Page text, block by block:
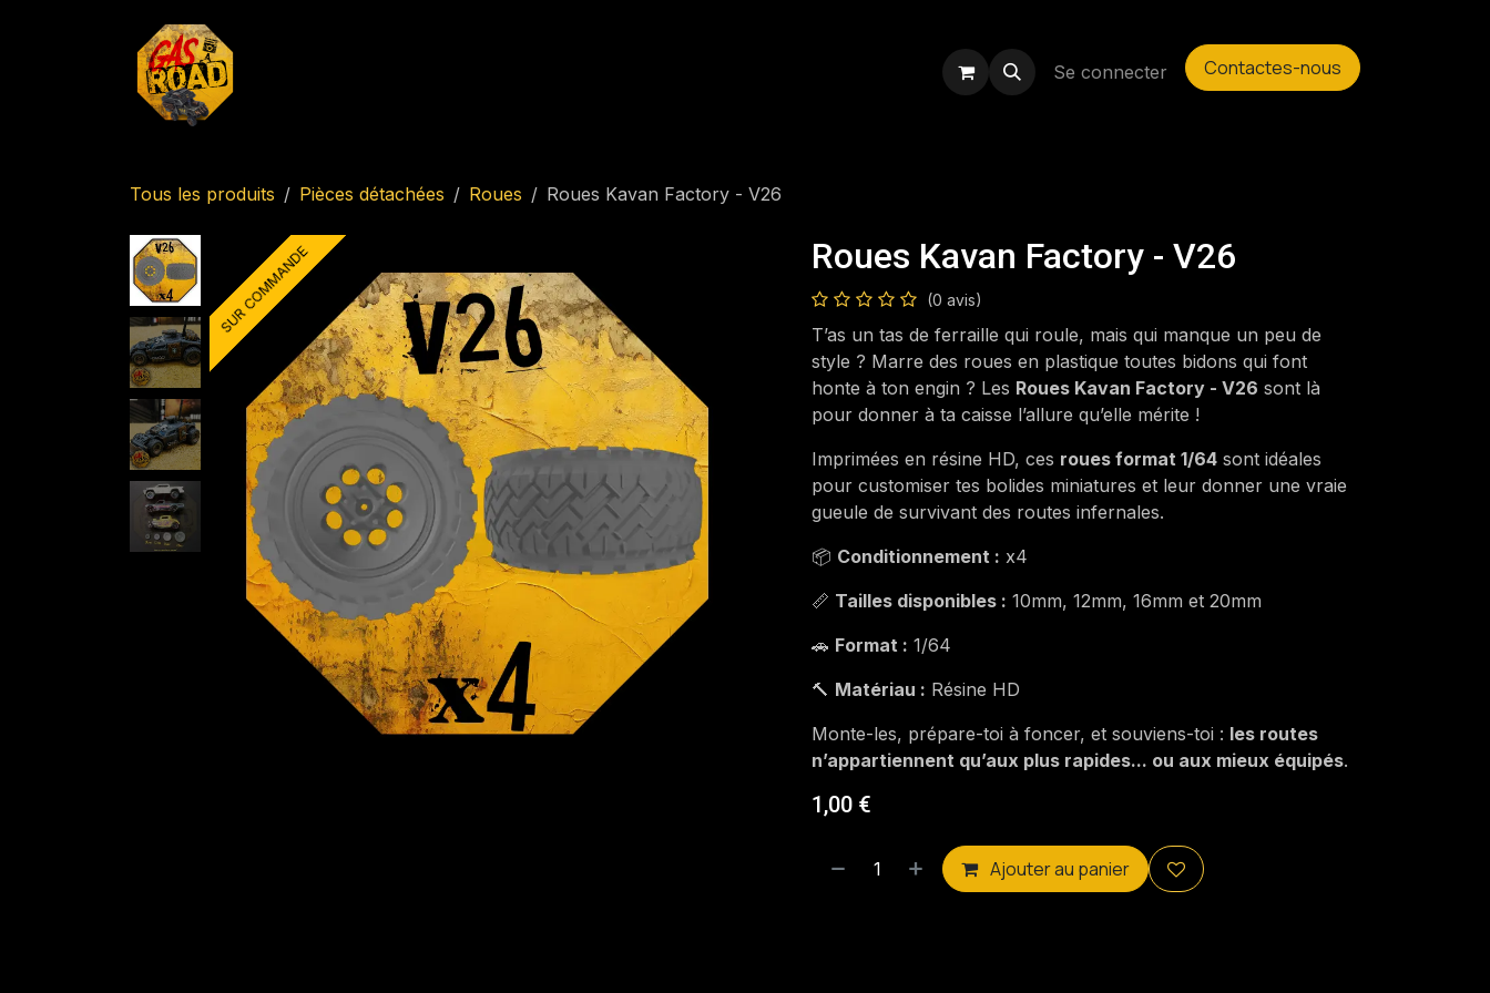
Se connecter Contactes-nous
Tous les produits Pièces détachées Roues Roues Kavan Factory - V26
SUR COMMANDE
SUR COMMANDE Roues Kavan Factory - V26
(0 avis)
T’as un tas de ferraille qui roule, mais qui manque un peu de
style ? Marre des roues en plastique toutes bidons qui font
honte à ton engin ? Les Roues Kavan Factory - V26 sont là
pour donner à ta caisse l’allure qu’elle mérite !
Imprimées en résine HD, ces roues format 1/64 sont idéales
pour customiser tes bolides miniatures et leur donner une vraie
gueule de survivant des routes infernales.
📦 Conditionnement : x4
📏 Tailles disponibles : 10mm, 12mm, 16mm et 20mm
🚗 Format : 1/64
🔨 Matériau : Résine HD
Monte-les, prépare-toi à foncer, et souviens-toi : les routes
n’appartiennent qu’aux plus rapides... ou aux mieux équipés.
1,00 €
Ajouter au panier